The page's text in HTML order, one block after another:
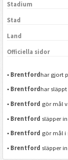
Stadium
Stad
Land
Officiella sidor
• Brentfordhar gjort
• Brentfordhar
• Brentford gör mål
• Brentford släpper
• Brentford gör mål i
• Brentford släpper